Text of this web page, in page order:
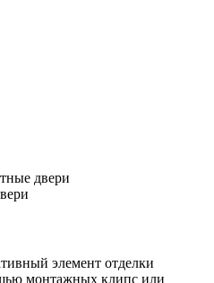
двери
элемент отделки
монтажных клипс или